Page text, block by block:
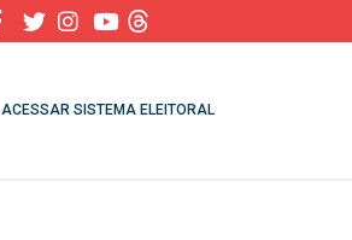
ACESSAR SISTEMA ELEITORAL